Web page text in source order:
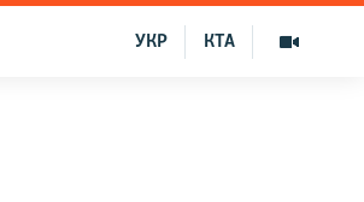
КТА
УКР